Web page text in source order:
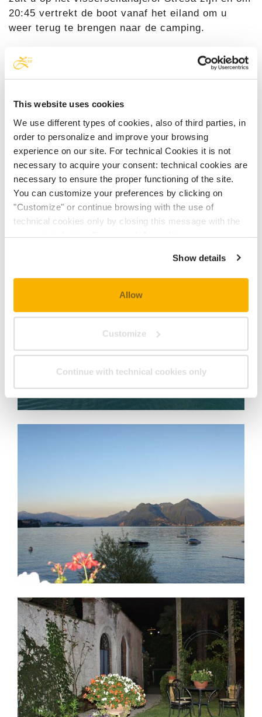
This website uses cookies
We use different types of cookies, also of third parties, in
order to personalize and improve your browsing
experience on our site. For technical Cookies it is not
necessary to acquire your consent: technical cookies are
necessary to ensure the proper functioning of the site.
You can customize your preferences by clicking on
"Customize" or continue browsing with the use of
technical cookies only by closing this message with the
Show details
Allow
Customize
Continue with technical cookies only
20:45 vertrekt de boot vanaf het eiland om u
weer terug te brengen naar de camping.
Eventuele afwijkingen en inconsistenties met
betrekking tot de reservering, zoals leeftijd en
gecontroleerd bij de opstapplaats. In geval van
zich het recht voor om de reservering te
wijzigen/annuleren.
MEER INFORMATIE